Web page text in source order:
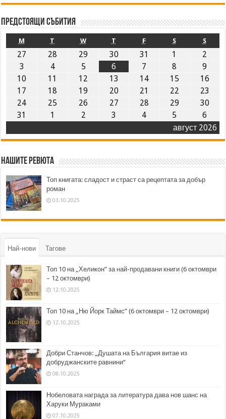
Предстоящи събития
август 2026
M T W T F S S
27 28 29 30 31 1
2
3
4 5 6 7 8
9
10
11 12 13 14 15
16
17
18 19 20 21 22
23
24
25 26 27 28 29
30
31
1 2 3 4 5 6
Нашите ревюта
Топ книгата: сладост и страст са рецептата за добър
роман
03.10.2025
Най-нови Тагове
Топ 10 на „Хеликон” за най-продавани книги (6 октомври
– 12 октомври)
12.10.2025
Топ 10 на „Ню Йорк Таймс” (6 октомври – 12 октомври)
12.10.2025
Добри Станчов: „Душата на България витае из
добруджанските равнини“
08.10.2025
Нобеловата награда за литература дава нов шанс на
Харуки Мураками
07.10.2025